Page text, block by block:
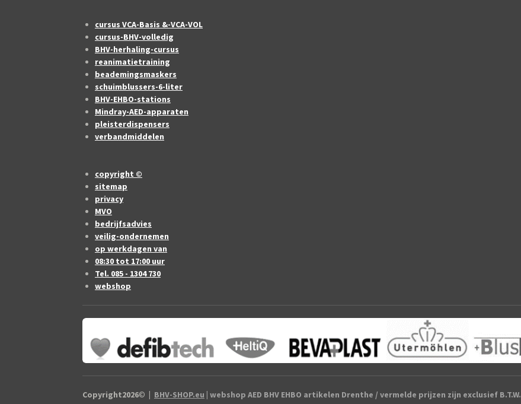
cursus VCA-Basis &-VCA-VOL
cursus-BHV-volledig
BHV-herhaling-cursus
reanimatietraining
beademingsmaskers
schuimblussers-6-liter
BHV-EHBO-stations
Mindray-AED-apparaten
pleisterdispensers
verbandmiddelen
copyright ©
sitemap
privacy
MVO
bedrijfsadvies
veilig-ondernemen
op werkdagen van
08:30 tot 17:00 uur
Tel. 085 - 1304 730
webshop
Copyright2026© | BHV-SHOP.eu | webshop AED BHV EHBO artikelen Drenthe / vermelde prijzen zijn exclusief B.T.W.